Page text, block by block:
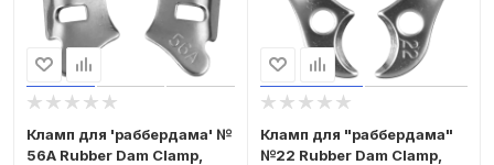
Кламп для 'раббердама' №
56A Rubber Dam Clamp,
Кламп для "раббердама"
№22 Rubber Dam Clamp,